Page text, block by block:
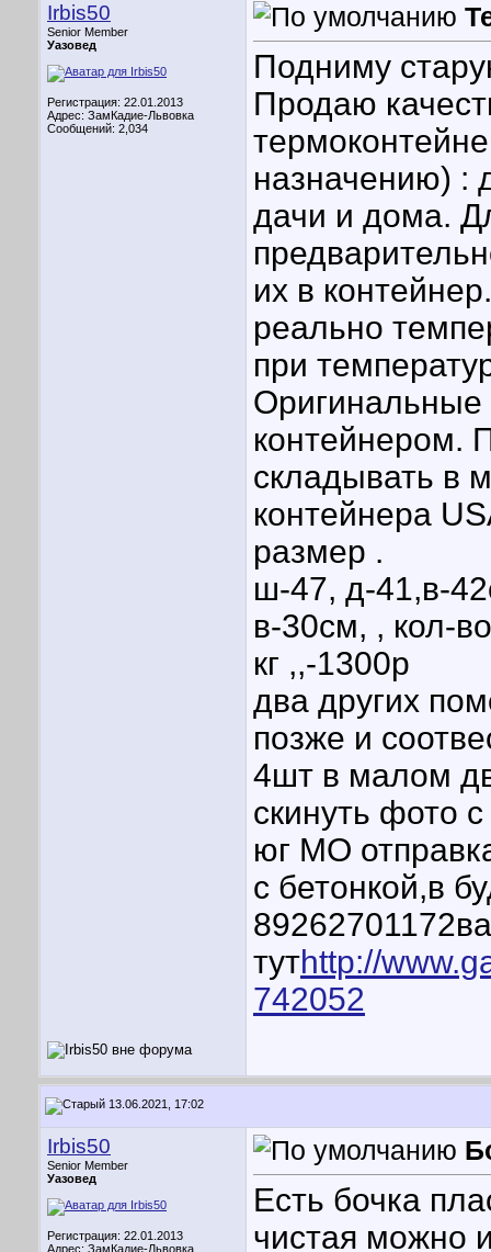
Irbis50
Senior Member
Уазовед
Регистрация: 22.01.2013
Адрес: ЗамКадие-Львовка
Сообщений: 2,034
Подниму
Продаю
назначению) :
дачи и дома.
их в
реально
при
Оригинальные
контейнером.
складывать в
контейнера
размер .
ш-47, д-41,в-
в-30см, , кол-
кг ,,-1300р
два других
позже и
4шт в малом
скинуть фото
юг МО
с бетонкой,в
тутhttp://
742052
13.06.2021, 17:02
Irbis50
Senior Member
Уазовед
Регистрация: 22.01.2013
Адрес: ЗамКадие-Львовка
Есть бочка
чистая можно